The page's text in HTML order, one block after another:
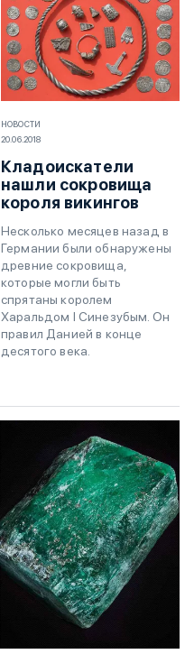
НОВОСТИ
20.06.2018
Кладоискатели
нашли сокровища
короля викингов
Несколько месяцев назад в
Германии были обнаружены
древние сокровища,
которые могли быть
спрятаны королем
Харальдом I Синезубым. Он
правил Данией в конце
десятого века.